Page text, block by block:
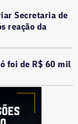
Secretaria de
reação da
foi de R$ 60 mil